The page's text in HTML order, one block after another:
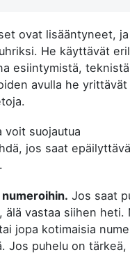
ovat lisääntyneet,
He käyttävät
esiintymistä,
avulla he yrittävät
voit suojautua
jos saat
Jos saat
älä vastaa siihen heti.
jopa kotimaisia
Jos puhelu on